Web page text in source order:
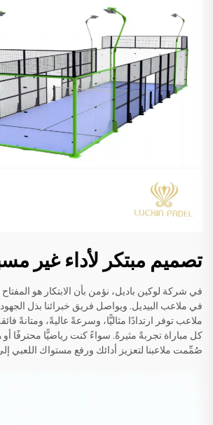
تصميم مبتكر لأداء غير
في شركة لوكين باديل، نؤمن بأن الابتكار هو
في ملاعب البيديل. ويواصل فريق خبرائنا بذل
ملاعب توفر ارتدادًا مثاليًّا، وسرعةً عاليةً، ومتانةً
كل مباراة تجربةً مثيرةً. سواءً كنت رياضيًّا محترفًا
صُمِّمت ملاعبنا لتعزيز أدائك ورفع مستواك اللعبي